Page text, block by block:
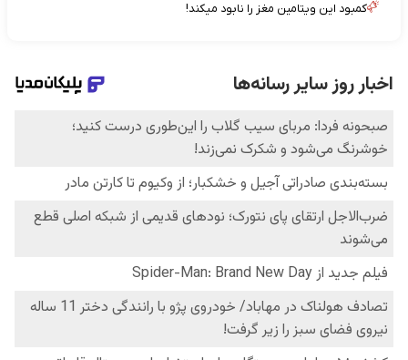
کمبود این ویتامین مغز را نابود میکند!